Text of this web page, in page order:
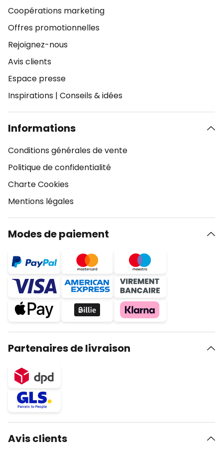
Coopérations marketing
Offres promotionnelles
Rejoignez-nous
Avis clients
Espace presse
Inspirations | Conseils & idées
Informations
Conditions générales de vente
Politique de confidentialité
Charte Cookies
Mentions légales
Modes de paiement
Partenaires de livraison
Avis clients